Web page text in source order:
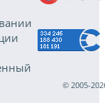
© 2005-